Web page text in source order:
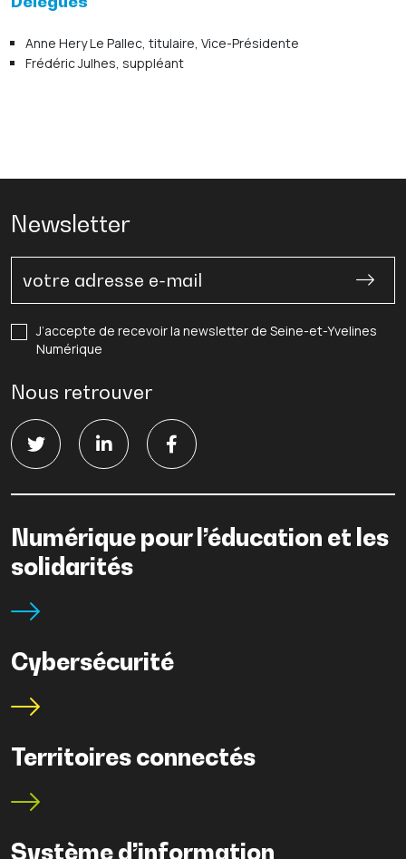
Anne Hery Le Pallec, titulaire, Vice-Présidente
Frédéric Julhes, suppléant
Newsletter
J’accepte de recevoir la newsletter de Seine-et-Yvelines
Numérique
Nous retrouver
Numérique pour l’éducation et les
solidarités
Cybersécurité
Territoires connectés
Système d’information